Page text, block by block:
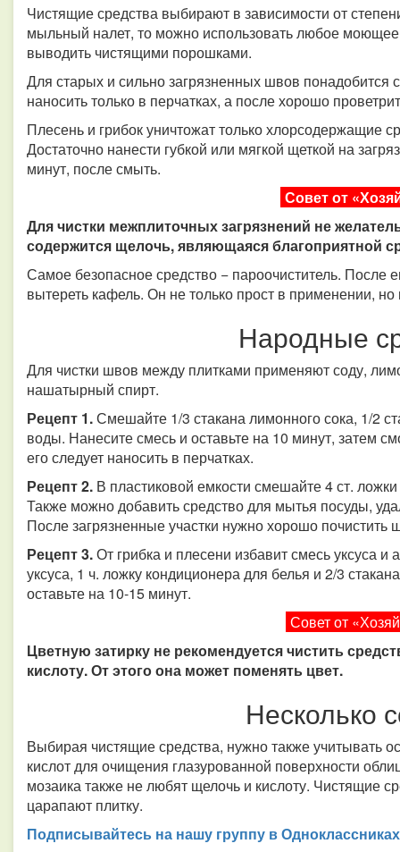
Чистящие средства выбирают в зависимости от
мыльный налет, то можно использовать любое моющее
выводить чистящими порошками.
Для старых и сильно загрязненных швов понадобится
наносить только в перчатках, а после хорошо
Плесень и грибок уничтожат только хлорсодержащие
Достаточно нанести губкой или мягкой щеткой на
минут, после смыть.
Совет от
Для чистки межплиточных загрязнений не
содержится щелочь, являющаяся благоприятной
Самое безопасное средство − пароочиститель. После
вытереть кафель. Он не только прост в применении,
Народные
Для чистки швов между плитками применяют соду,
нашатырный спирт.
Рецепт 1.Смешайте 1/3 стакана лимонного сока, 1/2
воды. Нанесите смесь и оставьте на 10 минут, затем
его следует наносить в перчатках.
Рецепт 2. В пластиковой емкости смешайте 4 ст.
Также можно добавить средство для мытья посуды,
После загрязненные участки нужно хорошо почистить
Рецепт 3.От грибка и плесени избавит смесь уксуса
уксуса, 1 ч. ложку кондиционера для белья и 2/3
оставьте на 10-15 минут.
Совет от
Цветную затирку не рекомендуется чистить
кислоту. От этого она может поменять цвет.
Несколько
Выбирая чистящие средства, нужно также учитывать
кислот для очищения глазурованной поверхности
мозаика также не любят щелочь и кислоту. Чистящие
царапают плитку.
Подписывайтесь на нашу группу в Одноклассниках